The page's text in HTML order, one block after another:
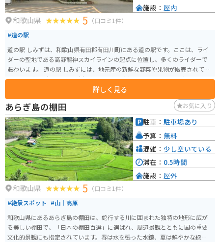
和歌山県 5 （口コミ1件）
#道の駅
道の駅 しみずは、和歌山県有田郡有田川町にある道の駅です。ここは、ライ
ダーの聖地である高野龍神スカイラインの起点に位置し、多くのライダーで
賑わいます。 道の駅 しみずには、地元産の新鮮な野菜や果物が販売されてい
る農産物直売所や、地元食材を使った料理が楽しめるレストランがありま
す。特に、地元産の猪肉を使った猪骨ラーメンは人気メニューです。 また、
道の駅 しみずには、日帰り温泉施設「しみず温泉 きぼうの湯」が併設されて
います。高野龍神スカイラインのツーリングで疲れた体を癒すのに最適です。
周辺には、日本の滝百選に選ばれた「あらぎ島」や、国の重要文化財に指定
されている「旧吉原家住宅」など、観光スポットも点在しています。
詳しく見る
施設： 屋内
あらぎ島の棚田 お気に入り
和歌山県 5 （口コミ1件）
#絶景スポット #山｜高原
和歌山県にあるあらぎ島の棚田は、蛇行する川に囲まれた独特の地形に広が
る美しい棚田で、「日本の棚田百選」に選ばれ、周辺景観とともに国の重要
文化的景観にも指定されています。春は水を張った水鏡、夏は鮮やかな緑、
駐車： 駐車場あり
予算： 無料
混雑： 少し空いている
滞在： 0.5時間
施設： 屋外